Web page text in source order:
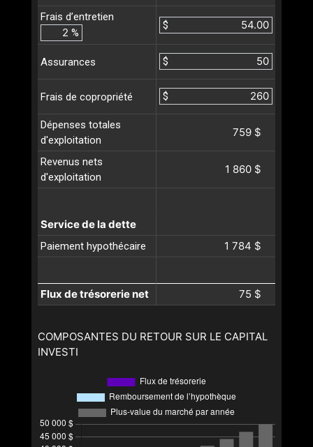
Frais d’entretien
%
$
Assurances $
Frais de copropriété $
Dépenses totales
d'exploitation
759 $
Revenus nets
d'exploitation
1 860 $
Service de la dette
Paiement hypothécaire 1 784 $
Flux de trésorerie net 75 $
COMPOSANTES DU RETOUR SUR LE CAPITAL
INVESTI